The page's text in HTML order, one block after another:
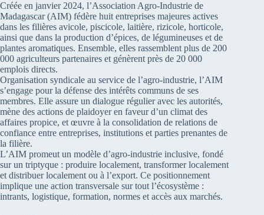
Créée en janvier 2024, l’Association Agro-Industrie de
Madagascar (AIM) fédère huit entreprises majeures actives
dans les filières avicole, piscicole, laitière, rizicole, horticole,
ainsi que dans la production d’épices, de légumineuses et de
plantes aromatiques. Ensemble, elles rassemblent plus de 200
000 agriculteurs partenaires et génèrent près de 20 000
emplois directs.
Organisation syndicale au service de l’agro-industrie, l’AIM
s’engage pour la défense des intérêts communs de ses
membres. Elle assure un dialogue régulier avec les autorités,
mène des actions de plaidoyer en faveur d’un climat des
affaires propice, et œuvre à la consolidation de relations de
confiance entre entreprises, institutions et parties prenantes de
la filière.
L’AIM promeut un modèle d’agro-industrie inclusive, fondé
sur un triptyque : produire localement, transformer localement
et distribuer localement ou à l’export. Ce positionnement
implique une action transversale sur tout l’écosystème :
intrants, logistique, formation, normes et accès aux marchés.